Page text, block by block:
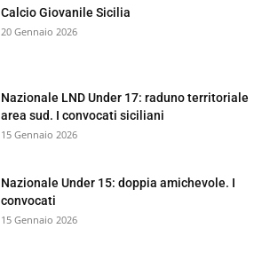
Calcio Giovanile Sicilia
20 Gennaio 2026
Nazionale LND Under 17: raduno territoriale
area sud. I convocati siciliani
15 Gennaio 2026
Nazionale Under 15: doppia amichevole. I
convocati
15 Gennaio 2026